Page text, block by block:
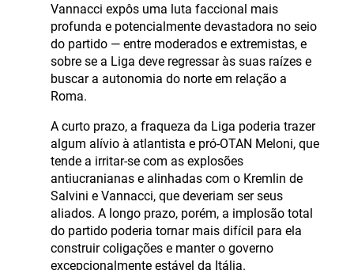
Vannacci expôs uma luta faccional mais
profunda e potencialmente devastadora no seio
do partido — entre moderados e extremistas, e
sobre se a Liga deve regressar às suas raízes e
buscar a autonomia do norte em relação a
Roma.
A curto prazo, a fraqueza da Liga poderia trazer
algum alívio à atlantista e pró-OTAN Meloni, que
tende a irritar-se com as explosões
antiucranianas e alinhadas com o Kremlin de
Salvini e Vannacci, que deveriam ser seus
aliados. A longo prazo, porém, a implosão total
do partido poderia tornar mais difícil para ela
construir coligações e manter o governo
excepcionalmente estável da Itália.